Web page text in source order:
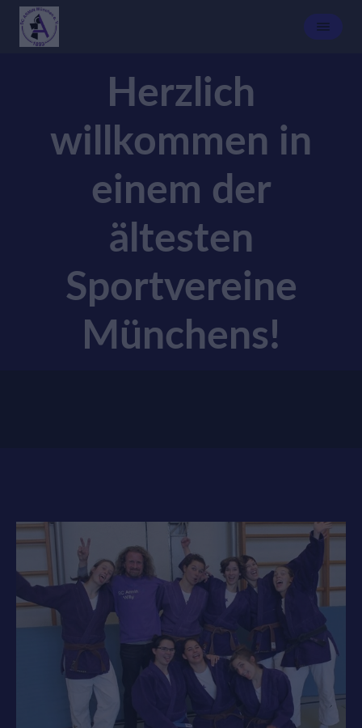
Herzlich
willkommen in
einem der
ältesten
Sportvereine
Münchens!